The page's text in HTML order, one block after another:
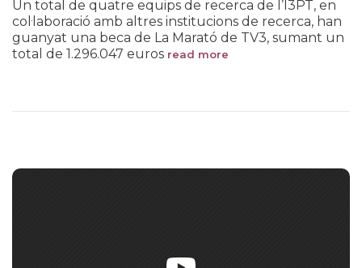
Un total de quatre equips de recerca de l’I3PT, en
col·laboració amb altres institucions de recerca, han
guanyat una beca de La Marató de TV3, sumant un
total de 1.296.047 euros read more